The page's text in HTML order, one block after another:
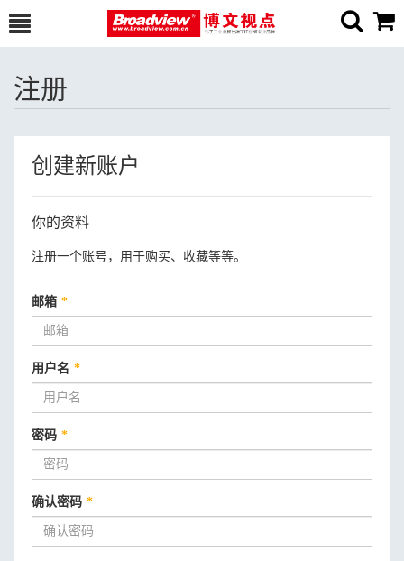
注册
创建新账户
你的资料
注册一个账号，用于购买、收藏等等。
邮箱 *
用户名 *
密码 *
确认密码 *